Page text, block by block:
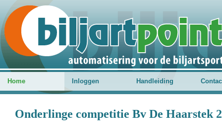
Home Inloggen Handleiding
Onderlinge competitie Bv De Haarstek